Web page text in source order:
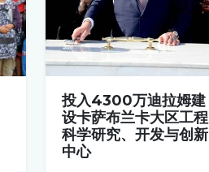
投入4300万迪拉姆建
设卡萨布兰卡大区工程
科学研究、开发与创新
中心